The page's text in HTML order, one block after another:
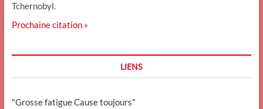
Tchernobyl.
Prochaine citation »
LIENS
"Grosse fatigue Cause toujours"